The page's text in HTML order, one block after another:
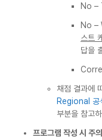
No –
No –
스트
답을
채점 결과에
Regional 공
부분을 참고
프로그램 작성 시 주